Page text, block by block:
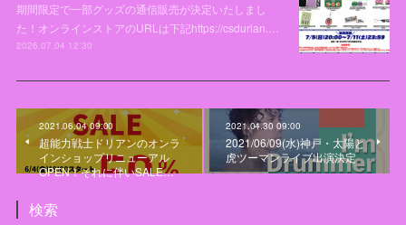
期間限定で一部グッズの通信販売が決定いたしまし
た！オンラインストアのURLは下記https://csdurian.…
2026.07.04 12:30
2021.06.04 09:00
超能力戦士ドリアンのオンラ
インショップリニューアル
OPEN！それに伴いSALE…
2021.04.30 09:00
2021/06/09(水)神戸・太陽と
虎ツーマンライブ出演決定
検索